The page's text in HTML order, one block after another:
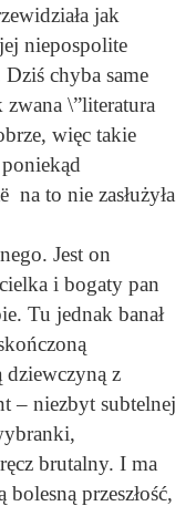
jak
niepospolite
chyba same
\”literatura
więc takie
na to nie zasłużyła
Jest on
i bogaty pan
Tu jednak banał
dziewczyną z
– niezbyt subtelnej
brutalny. I ma
przeszłość,